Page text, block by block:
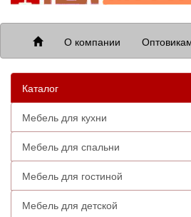
О компании
Каталог
Мебель для кухни
Мебель для спальни
Мебель для гостиной
Мебель для детской